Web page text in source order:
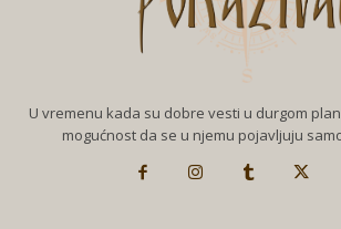
U vremenu kada su dobre vesti u durgom
mogućnost da se u njemu pojavljuju